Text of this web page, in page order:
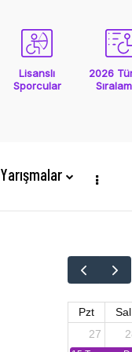
Lisanslı
Sporcular
2026
Yarışmalar
Pzt Sal
27